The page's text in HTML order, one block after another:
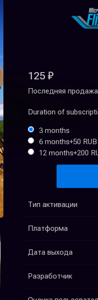
125 ₽
Последняя
Duration of
3 months
6 months+50 RUB
12 months+200
Тип активации
Платформа
Дата выхода
Разработчик